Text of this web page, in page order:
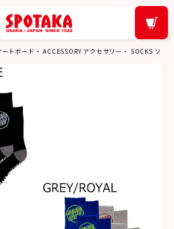
ートボード ACCESSORY アクセサリー SOCKS ソッ